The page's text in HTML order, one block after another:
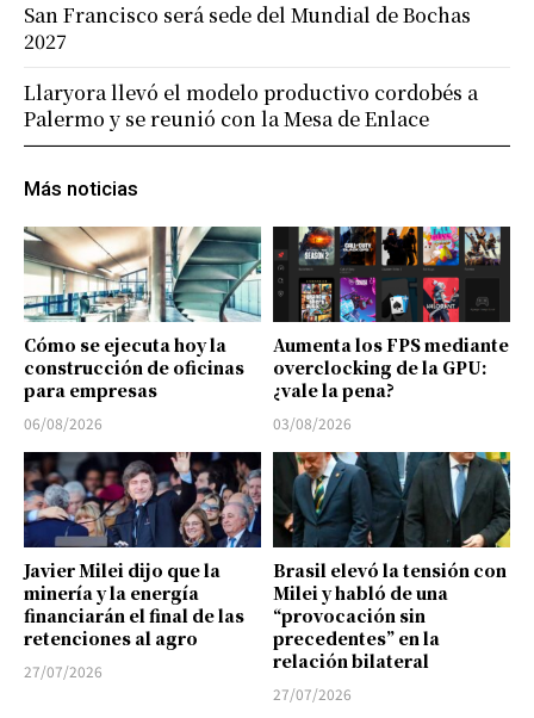
Más noticias
Cómo se ejecuta hoy la
construcción de oficinas
para empresas
06/08/2026
Aumenta los FPS mediante
overclocking de la GPU:
¿vale la pena?
03/08/2026
Javier Milei dijo que la
minería y la energía
financiarán el final de las
retenciones al agro
27/07/2026
Brasil elevó la tensión con
Milei y habló de una
“provocación sin
precedentes” en la
relación bilateral
27/07/2026
San Francisco será sede del Mundial de Bochas
2027
Llaryora llevó el modelo productivo cordobés a
Palermo y se reunió con la Mesa de Enlace